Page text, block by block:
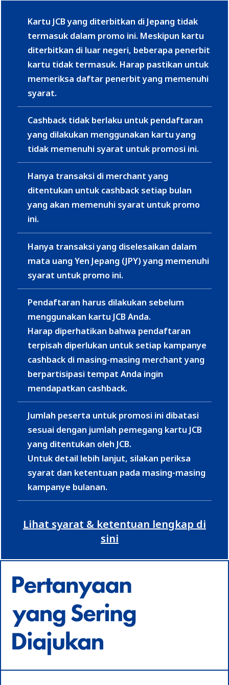
Kartu JCB yang diterbitkan di Jepang tidak
termasuk dalam promo ini. Meskipun kartu
diterbitkan di luar negeri, beberapa penerbit
kartu tidak termasuk. Harap pastikan untuk
memeriksa daftar penerbit yang memenuhi
syarat.
Cashback tidak berlaku untuk pendaftaran
yang dilakukan menggunakan kartu yang
tidak memenuhi syarat untuk promosi ini.
Hanya transaksi di merchant yang
ditentukan untuk cashback setiap bulan
yang akan memenuhi syarat untuk promo
ini.
Hanya transaksi yang diselesaikan dalam
mata uang Yen Jepang (JPY) yang memenuhi
syarat untuk promo ini.
Pendaftaran harus dilakukan sebelum
menggunakan kartu JCB Anda.
Harap diperhatikan bahwa pendaftaran
terpisah diperlukan untuk setiap kampanye
cashback di masing-masing merchant yang
berpartisipasi tempat Anda ingin
mendapatkan cashback.
Jumlah peserta untuk promosi ini dibatasi
sesuai dengan jumlah pemegang kartu JCB
yang ditentukan oleh JCB.
Untuk detail lebih lanjut, silakan periksa
syarat dan ketentuan pada masing-masing
kampanye bulanan.
Lihat syarat & ketentuan lengkap di
sini